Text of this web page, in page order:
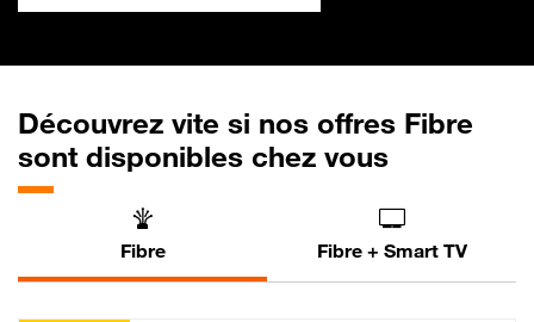
Découvrez vite si nos offres Fibre
sont disponibles chez vous
Fibre Fibre + Smart TV